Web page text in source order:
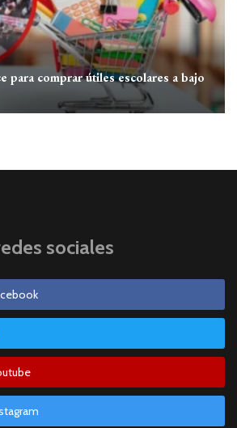
para comprar útiles escolares a bajo
sociales